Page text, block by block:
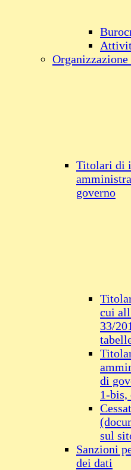
Organizzazione
Titolari di
governo
cui
33/
di
1-bis,
sul
Sanzioni
dei dati